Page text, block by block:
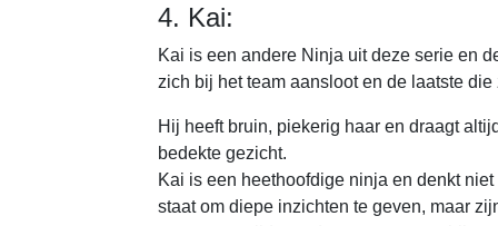
4. Kai:
Kai is een andere Ninja uit deze serie en
zich bij het team aansloot en de laatste
Hij heeft bruin, piekerig haar en draagt
bedekte gezicht.
Kai is een heethoofdige ninja en denkt
staat om diepe inzichten te geven, maar